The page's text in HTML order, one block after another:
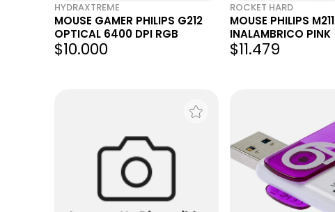
HYDRAXTREME
MOUSE GAMER PHILIPS G212
OPTICAL 6400 DPI RGB
$10.000
ROCKET HARD
MOUSE PHILIPS M211
INALAMBRICO PINK
$11.479